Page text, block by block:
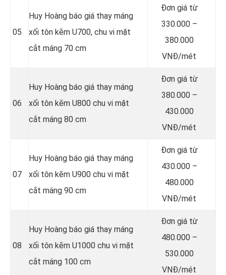
05
Huy Hoàng báo giá thay máng
xối tôn kẽm U700, chu vi mặt
cắt máng 70 cm
Đơn giá từ
330.000 –
380.000
VNĐ/mét
06
Huy Hoàng báo giá thay máng
xối tôn kẽm U800 chu vi mặt
cắt máng 80 cm
Đơn giá từ
380.000 –
430.000
VNĐ/mét
07
Huy Hoàng báo giá thay máng
xối tôn kẽm U900 chu vi mặt
cắt máng 90 cm
Đơn giá từ
430.000 –
480.000
VNĐ/mét
08
Huy Hoàng báo giá thay máng
xối tôn kẽm U1000 chu vi mặt
cắt máng 100 cm
Đơn giá từ
480.000 –
530.000
VNĐ/mét